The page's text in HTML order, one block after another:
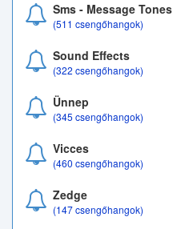
Sms - Message Tones
(511 csengőhangok)
Sound Effects
(322 csengőhangok)
Ünnep
(345 csengőhangok)
Vicces
(460 csengőhangok)
Zedge
(147 csengőhangok)